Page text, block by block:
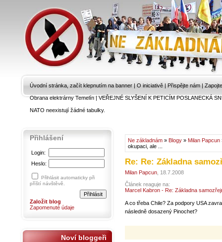
Úvodní stránka, začít klepnutím na banner | O iniciativě | Přispějte nám |
Obrana elektrárny Temelín|VEŘEJNÉ SLYŠENÍ K PETICÍM POSLANECKÁ
NATO neexistují žádné tabulky.
Ne základnám » Blogy » Milan Papcun
okupaci, ale ...
Re: Re: Základna
Milan Papcun , 18.7.2008
Článek reaguje na:
Marcel Kabron - Re: Základna
A co třeba Chile? Za podpory USA
následně dosazený Pinochet?
Přihlášení
Login:
Heslo:
Přihlásit automaticky při
příští návštěvě.
Založit blog
Zapomenuté údaje
Noví bloggeři